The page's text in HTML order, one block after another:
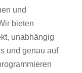
und
bieten
unabhängig
und genau auf